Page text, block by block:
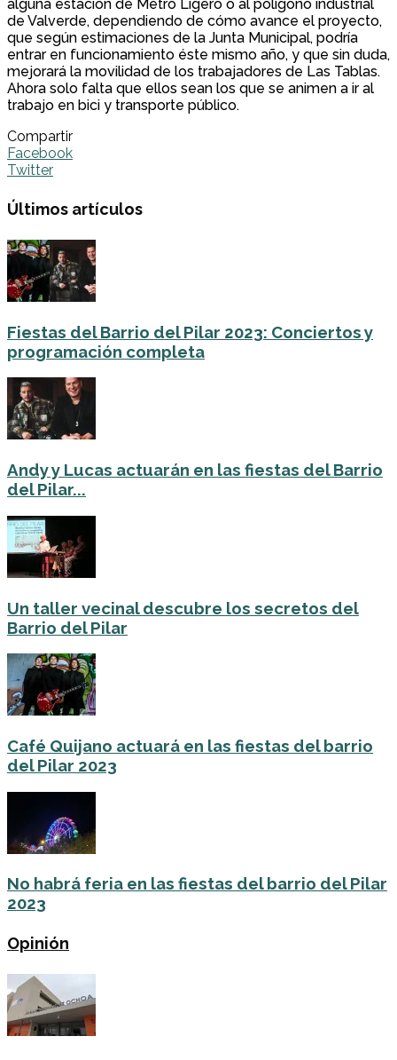
alguna estación de Metro Ligero o al polígono industrial
de Valverde, dependiendo de cómo avance el proyecto,
que según estimaciones de la Junta Municipal, podría
entrar en funcionamiento éste mismo año, y que sin duda,
mejorará la movilidad de los trabajadores de Las Tablas.
Ahora solo falta que ellos sean los que se animen a ir al
trabajo en bici y transporte público.
Compartir
Facebook
Twitter
Últimos artículos
Fiestas del Barrio del Pilar 2023: Conciertos y
programación completa
Andy y Lucas actuarán en las fiestas del Barrio
del Pilar...
Un taller vecinal descubre los secretos del
Barrio del Pilar
Café Quijano actuará en las fiestas del barrio
del Pilar 2023
No habrá feria en las fiestas del barrio del Pilar
2023
Opinión